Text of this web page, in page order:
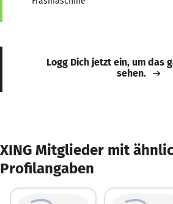
Logg Dich jetzt ein, um das
sehen.
XING Mitglieder mit
Profilangaben